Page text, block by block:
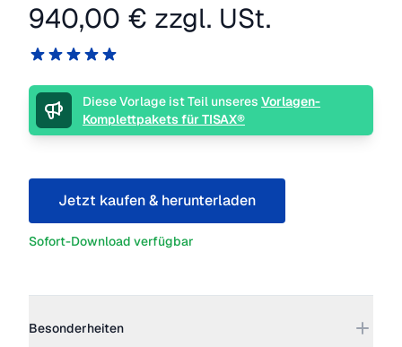
Produktinformation
940,00 € zzgl. USt.
Reviews
5 von 5 Sternen
BeschreibungDiese Vorlage ist Teil unseres Vorlagen-
Komplettpakets für TISAX®
Jetzt kaufen & herunterladen
Sofort-Download verfügbar
Besonderheiten